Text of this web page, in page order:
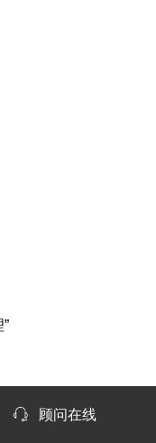
 顾问在线